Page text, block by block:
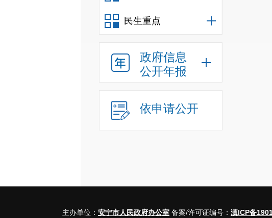
民生重点
政府信息
公开年报
依申请公开
主办单位： 安宁市人民政府办公室 备案/许可证编号： 滇ICP备